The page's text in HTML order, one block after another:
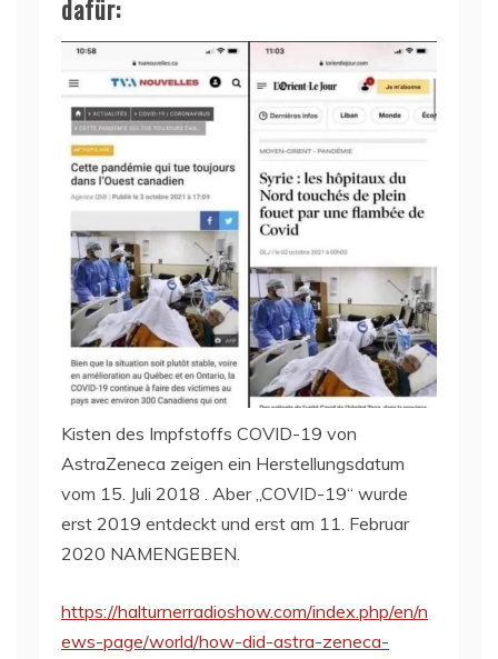
dafür:
Kisten des Impfstoffs COVID-19 von
AstraZeneca zeigen ein Herstellungsdatum
vom 15. Juli 2018 . Aber „COVID-19“ wurde
erst 2019 entdeckt und erst am 11. Februar
2020 NAMENGEBEN.
https://halturnerradioshow.com/index.php/en/n
ews-page/world/how-did-astra-zeneca-